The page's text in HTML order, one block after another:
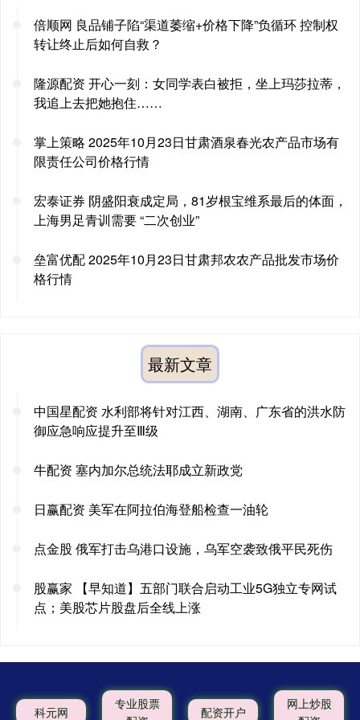
倍顺网 良品铺子陷“渠道萎缩+价格下降”负循环 控制权
转让终止后如何自救？
隆源配资 开心一刻：女同学表白被拒，坐上玛莎拉蒂，
我追上去把她抱住……
掌上策略 2025年10月23日甘肃酒泉春光农产品市场有
限责任公司价格行情
宏泰证券 阴盛阳衰成定局，81岁根宝维系最后的体面，
上海男足青训需要 “二次创业”
垒富优配 2025年10月23日甘肃邦农农产品批发市场价
格行情
最新文章
中国星配资 水利部将针对江西、湖南、广东省的洪水防
御应急响应提升至Ⅲ级
牛配资 塞内加尔总统法耶成立新政党
日赢配资 美军在阿拉伯海登船检查一油轮
点金股 俄军打击乌港口设施，乌军空袭致俄平民死伤
股赢家 【早知道】五部门联合启动工业5G独立专网试
点；美股芯片股盘后全线上涨
科元网
专业股票
配资开户
网上炒股